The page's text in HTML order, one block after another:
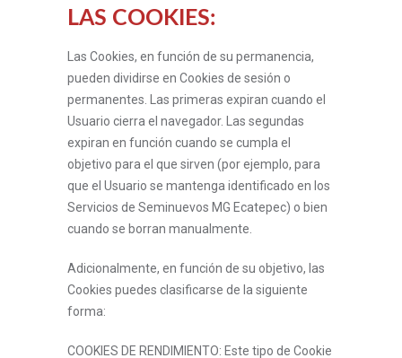
LAS COOKIES:
Las Cookies, en función de su permanencia,
pueden dividirse en Cookies de sesión o
permanentes. Las primeras expiran cuando el
Usuario cierra el navegador. Las segundas
expiran en función cuando se cumpla el
objetivo para el que sirven (por ejemplo, para
que el Usuario se mantenga identificado en los
Servicios de Seminuevos MG Ecatepec) o bien
cuando se borran manualmente.
Adicionalmente, en función de su objetivo, las
Cookies puedes clasificarse de la siguiente
forma:
COOKIES DE RENDIMIENTO: Este tipo de Cookie